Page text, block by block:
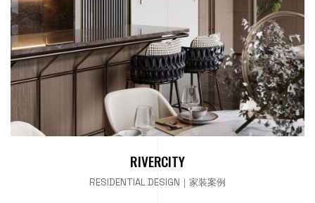
RIVERCITY
RESIDENTIAL DESIGN｜家装案例